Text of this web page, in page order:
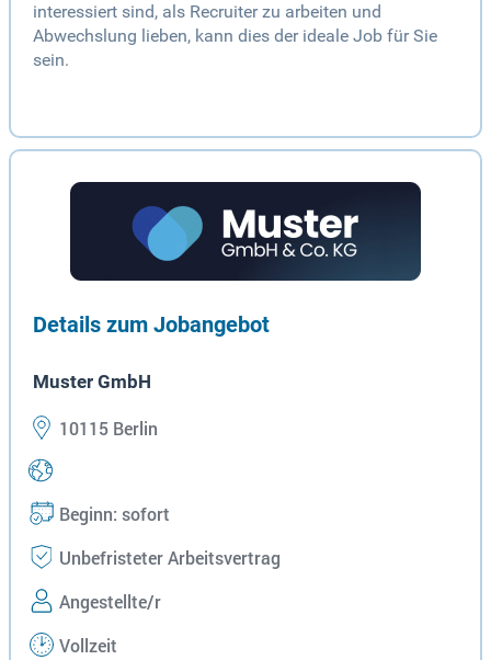
interessiert sind, als Recruiter zu arbeiten und
Abwechslung lieben, kann dies der ideale Job für Sie
sein.
Details zum Jobangebot
Muster GmbH
10115 Berlin
Beginn: sofort
Unbefristeter Arbeitsvertrag
Angestellte/r
Vollzeit